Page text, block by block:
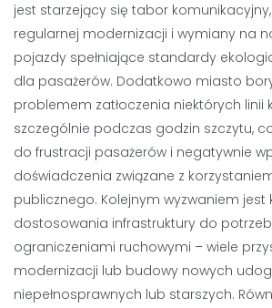
jest starzejący się tabor
regularnej modernizacji i wymiany na
pojazdy spełniające standardy
dla pasażerów. Dodatkowo miasto
problemem zatłoczenia niektórych linii
szczególnie podczas godzin szczytu,
do frustracji pasażerów i negatywnie
doświadczenia związane z
publicznego. Kolejnym wyzwaniem jest
dostosowania infrastruktury do
ograniczeniami ruchowymi – wiele
modernizacji lub budowy nowych
niepełnosprawnych lub starszych.